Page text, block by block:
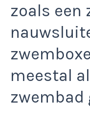
zoals een
meestal
zwembad